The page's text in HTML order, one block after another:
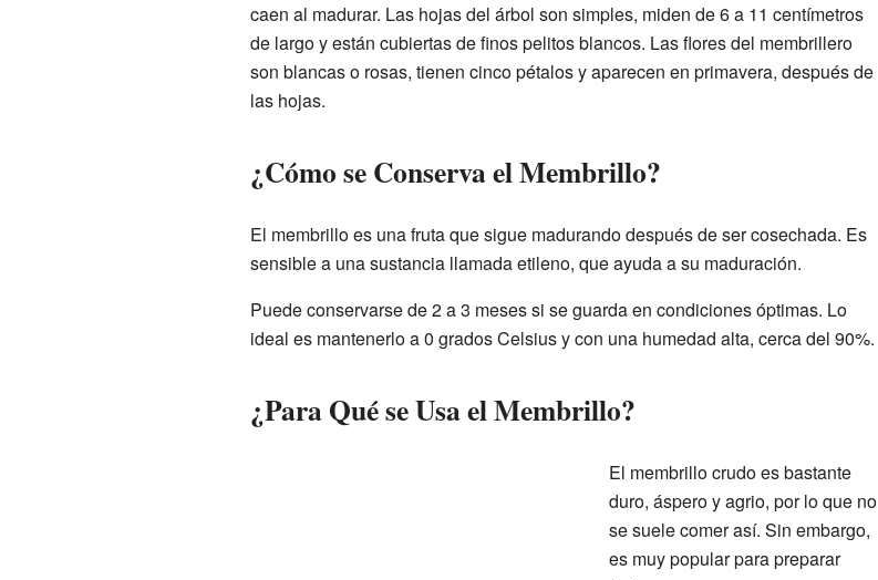
caen al madurar. Las hojas del árbol son simples, miden de 6 a 11 centímetros
de largo y están cubiertas de finos pelitos blancos. Las flores del membrillero
son blancas o rosas, tienen cinco pétalos y aparecen en primavera, después de
las hojas.
¿Cómo se Conserva el Membrillo?
El membrillo es una fruta que sigue madurando después de ser cosechada. Es
sensible a una sustancia llamada etileno, que ayuda a su maduración.
Puede conservarse de 2 a 3 meses si se guarda en condiciones óptimas. Lo
ideal es mantenerlo a 0 grados Celsius y con una humedad alta, cerca del 90%.
¿Para Qué se Usa el Membrillo?
El membrillo crudo es bastante
duro, áspero y agrio, por lo que no
se suele comer así. Sin embargo,
es muy popular para preparar